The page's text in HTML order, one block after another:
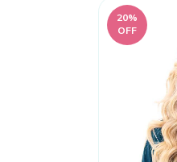
20%
OFF